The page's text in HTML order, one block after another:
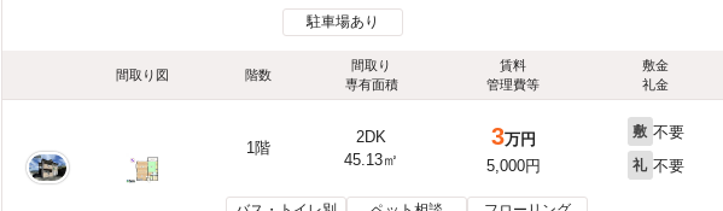
駐車場あり
間取り図 階数
間取り
専有面積
賃料
管理費等
敷金
礼金
1階
2DK
45.13㎡
3万円
5,000円
敷 不要
礼 不要